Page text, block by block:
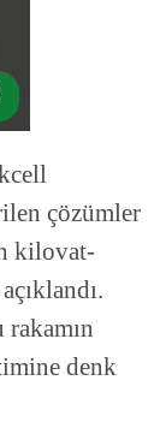
çözümler
kilovat-
rakamın
denk